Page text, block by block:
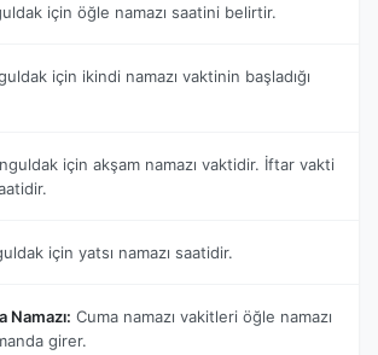
için öğle namazı saatini belirtir.
için ikindi namazı vaktinin başladığı
için akşam namazı vaktidir. İftar vakti
için yatsı namazı saatidir.
Namazı: Cuma namazı vakitleri öğle namazı
girer.